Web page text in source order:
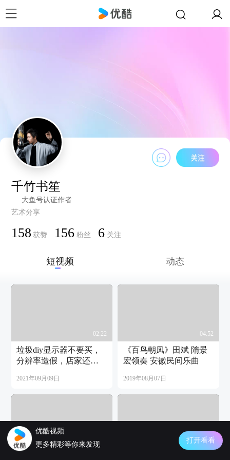
千竹书笙
大鱼号认证作者
艺术分享
158 获赞 156 粉丝 6 关注
短视频 动态
02:22
垃圾diy显示器不要买，
分辨率造假，店家还不
2021年09月09日
04:52
《百鸟朝凤》田斌 隋景
宏领奏 安徽民间乐曲
2019年08月07日
05:37 04:26
优酷视频
更多精彩等你来发现
打开看看